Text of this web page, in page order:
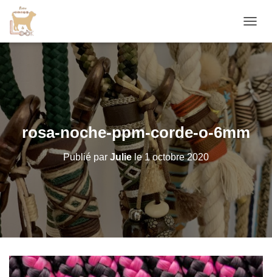
É
P
E
R
L
A
N
I
G
A
T
O
N
rosa-noche-ppm-corde-o-6mm
Publié par Juliele1 octobre 2020